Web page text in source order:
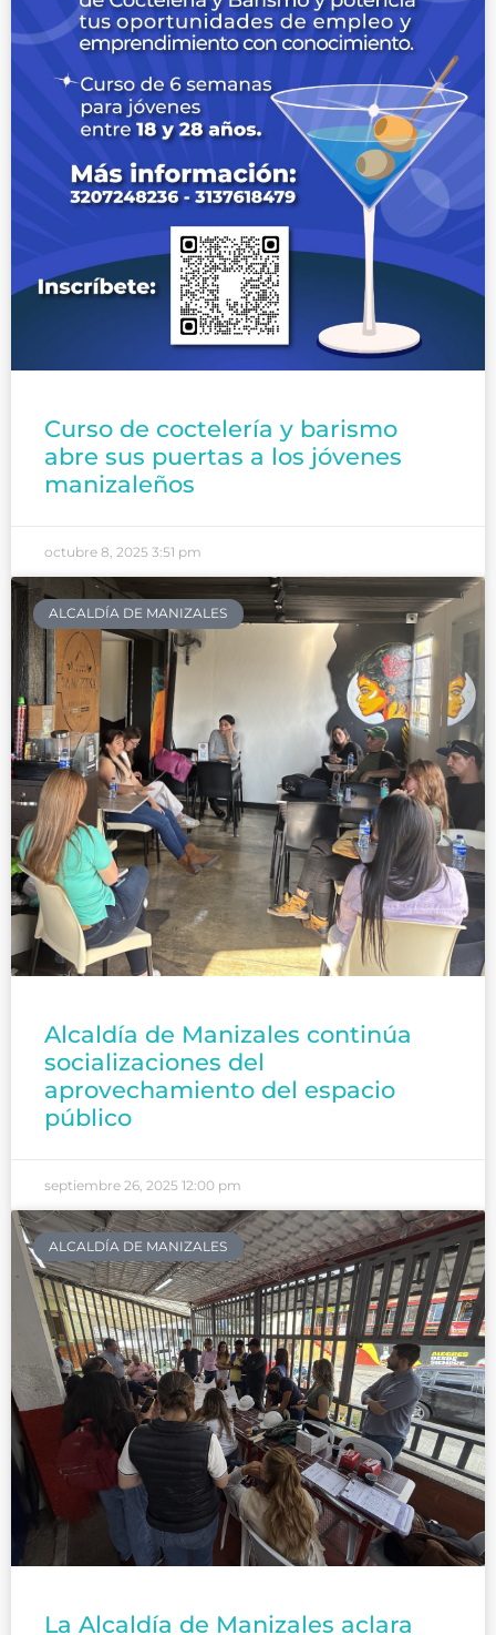
Curso de coctelería y barismo
abre sus puertas a los jóvenes
manizaleños
octubre 8, 2025 3:51 pm
ALCALDÍA DE MANIZALES
Alcaldía de Manizales continúa
socializaciones del
aprovechamiento del espacio
público
septiembre 26, 2025 12:00 pm
ALCALDÍA DE MANIZALES
La Alcaldía de Manizales aclara